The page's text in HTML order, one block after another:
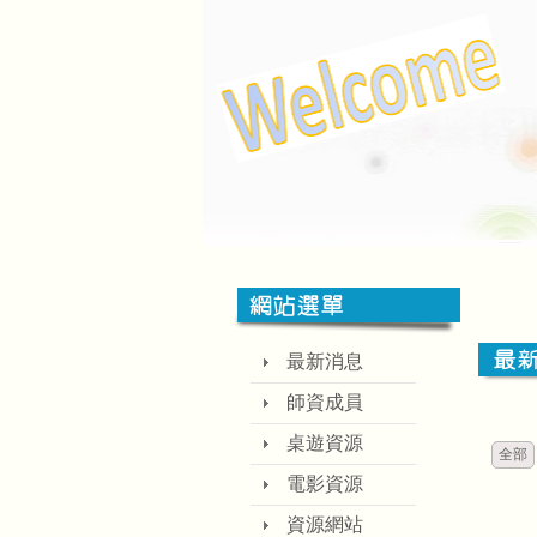
最新消息
師資成員
桌遊資源
電影資源
資源網站
全部